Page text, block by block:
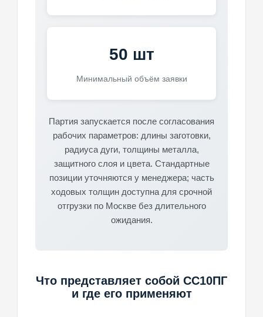
50 шт
Минимальный объём заявки
Партия запускается после согласования
рабочих параметров: длины заготовки,
радиуса дуги, толщины металла,
защитного слоя и цвета. Стандартные
позиции уточняются у менеджера; часть
ходовых толщин доступна для срочной
отгрузки по Москве без длительного
ожидания.
Что представляет собой СС10ПГ
и где его применяют